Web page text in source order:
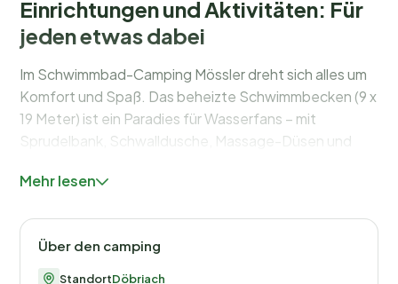
Einrichtungen und Aktivitäten: Für
jeden etwas dabei
Im Schwimmbad-Camping Mössler dreht sich alles um
Komfort und Spaß. Das beheizte Schwimmbecken (9 x
19 Meter) ist ein Paradies für Wasserfans – mit
Sprudelbank, Schwalldusche, Massage-Düsen und
Spielbereich mit Softplay-Zone, in der sie sich
genug: Der Campingplatz organisiert regelmäßig
kreative Aktivitäten und Kinderanimation, damit
garantiert keine Langeweile aufkommt.
Mehr lesen
Über den camping
StandortDöbriach